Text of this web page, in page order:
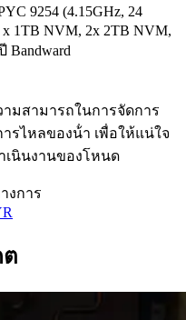
9254 (4.15GHz, 24
x 1TB NVM, 2x 2TB NVM,
Bandward
มสามารถในการจัดการ
รไหลของน้ํา เพื่อให้แน่ใจ
เนินงานของโหนด
งการ
ต